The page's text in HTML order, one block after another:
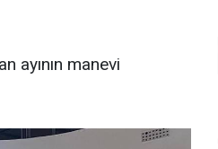
ayının manevi